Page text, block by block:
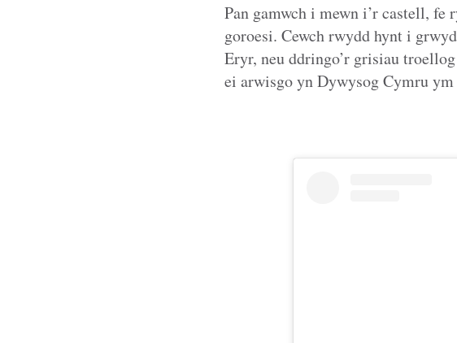
Pan gamwch i mewn i’r castell,
goroesi. Cewch rwydd hynt i
Eryr, neu ddringo’r grisiau
ei arwisgo yn Dywysog Cymru ym